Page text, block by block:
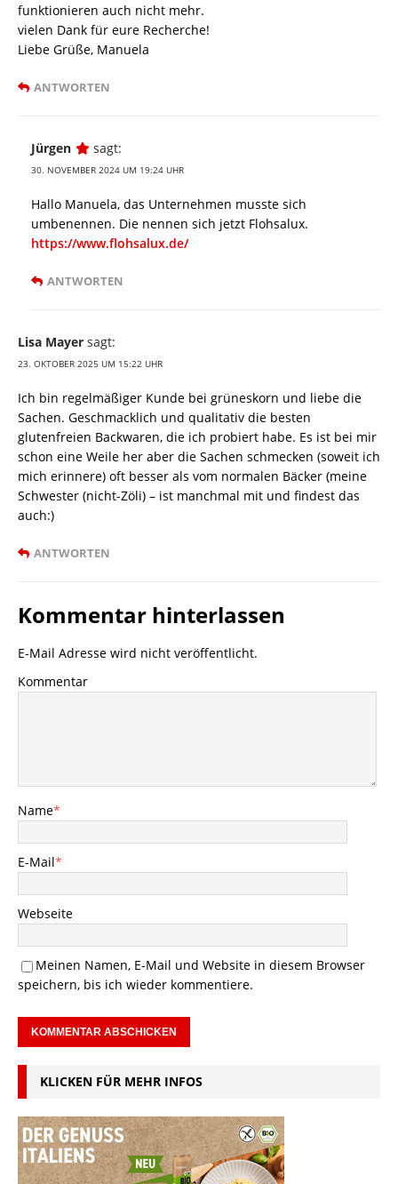
funktionieren auch nicht mehr.
vielen Dank für eure Recherche!
Liebe Grüße, Manuela
ANTWORTEN
Jürgen sagt:
30. NOVEMBER 2024 UM 19:24 UHR
Hallo Manuela, das Unternehmen musste sich
umbenennen. Die nennen sich jetzt Flohsalux.
https://www.flohsalux.de/
ANTWORTEN
Lisa Mayer sagt:
23. OKTOBER 2025 UM 15:22 UHR
Ich bin regelmäßiger Kunde bei grüneskorn und liebe die
Sachen. Geschmacklich und qualitativ die besten
glutenfreien Backwaren, die ich probiert habe. Es ist bei mir
schon eine Weile her aber die Sachen schmecken (soweit ich
mich erinnere) oft besser als vom normalen Bäcker (meine
Schwester (nicht-Zöli) – ist manchmal mit und findest das
auch:)
ANTWORTEN
Kommentar hinterlassen
E-Mail Adresse wird nicht veröffentlicht.
Kommentar
Name*
E-Mail*
Webseite
Meinen Namen, E-Mail und Website in diesem Browser
speichern, bis ich wieder kommentiere.
KLICKEN FÜR MEHR INFOS